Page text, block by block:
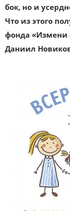
бок, но и
Что из этого
фонда «Измени
Даниил